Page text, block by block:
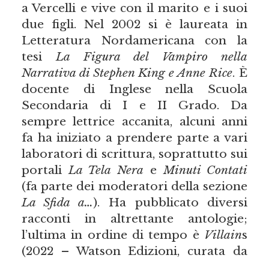
a Vercelli e vive con il marito e i suoi
due figli. Nel 2002 si è laureata in
Letteratura Nordamericana con la
tesiLa Figura del Vampiro nella
Narrativa di Stephen King e Anne Rice. È
docente di Inglese nella Scuola
Secondaria di I e II Grado. Da
sempre lettrice accanita, alcuni anni
fa ha iniziato a prendere parte a vari
laboratori di scrittura, soprattutto sui
portaliLa Tela Nera eMinuti Contati
(fa parte dei moderatori della sezione
La Sfida a…). Ha pubblicato diversi
racconti in altrettante antologie;
l’ultima in ordine di tempo è Villains
(2022 – Watson Edizioni, curata da